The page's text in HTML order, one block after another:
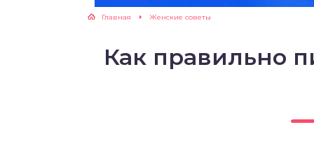
Главная Женские советы
Как правильно